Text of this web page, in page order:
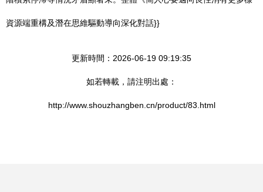
資源端重構及潛在思維驅動導向深化對話}}
更新時間：2026-06-19 09:19:35
如若轉載，請注明出處：
http://www.shouzhangben.cn/product/83.html